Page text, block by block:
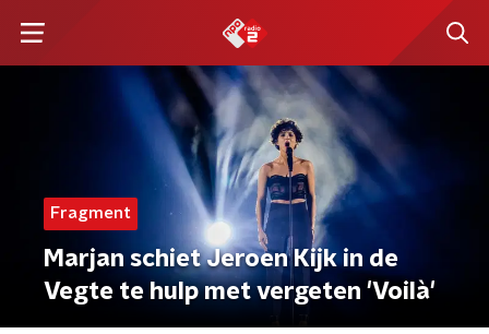
Fragment
Marjan schiet Jeroen Kijk in de
Vegte te hulp met vergeten 'Voilà'